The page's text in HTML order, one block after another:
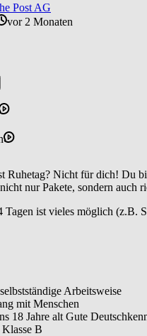
Post AG
vor 2 Monaten
Ruhetag? Nicht für dich! Du
nur Pakete, sondern auch
ist vieles möglich (z.B.
Arbeitsweise
mit Menschen
18 Jahre alt Gute
B